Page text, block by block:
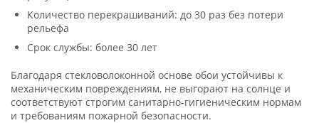
Количество перекрашиваний: до 30 раз без потери
рельефа
Срок службы: более 30 лет
Благодаря стекловолоконной основе обои устойчивы к
механическим повреждениям, не выгорают на солнце и
соответствуют строгим санитарно-гигиеническим нормам
и требованиям пожарной безопасности.